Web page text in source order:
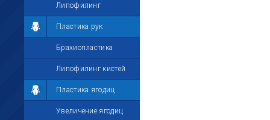
Липофилинг
Пластика рук
Брахиопластика
Липофилинг кистей
Пластика ягодиц
Увеличение ягодиц